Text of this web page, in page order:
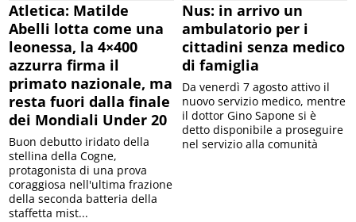
Atletica: Matilde
Abelli lotta come una
leonessa, la 4×400
azzurra firma il
primato nazionale, ma
resta fuori dalla finale
dei Mondiali Under 20
Buon debutto iridato della
stellina della Cogne,
protagonista di una prova
coraggiosa nell'ultima frazione
della seconda batteria della
staffetta mist...
Nus: in arrivo un
ambulatorio per i
cittadini senza medico
di famiglia
Da venerdì 7 agosto attivo il
nuovo servizio medico, mentre
il dottor Gino Sapone si è
detto disponibile a proseguire
nel servizio alla comunità